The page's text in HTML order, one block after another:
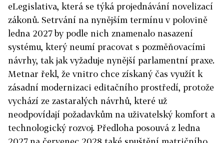
eLegislativa, která se týká projednávání novelizací
zákonů. Setrvání na nynějším termínu v polovině
ledna 2027 by podle nich znamenalo nasazení
systému, který neumí pracovat s pozměňovacími
návrhy, tak jak vyžaduje nynější parlamentní praxe.
Metnar řekl, že vnitro chce získaný čas využít k
zásadní modernizaci editačního prostředí, protože
vychází ze zastaralých návrhů, které už
neodpovídají požadavkům na uživatelský komfort a
technologický rozvoj. Předloha posouvá z ledna